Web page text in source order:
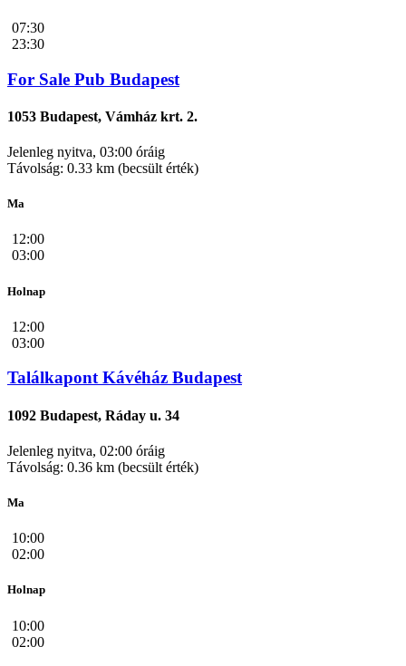
07:30
23:30
For Sale Pub Budapest
1053 Budapest, Vámház krt. 2.
Jelenleg nyitva, 03:00 óráig
Távolság: 0.33 km (becsült érték)
Ma
12:00
03:00
Holnap
12:00
03:00
Találkapont Kávéház Budapest
1092 Budapest, Ráday u. 34
Jelenleg nyitva, 02:00 óráig
Távolság: 0.36 km (becsült érték)
Ma
10:00
02:00
Holnap
10:00
02:00